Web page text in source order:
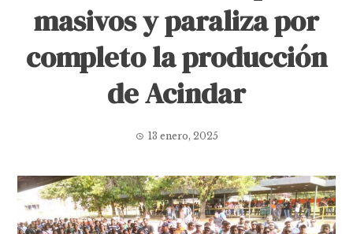
masivos y paraliza por
completo la producción
de Acindar
13 enero, 2025